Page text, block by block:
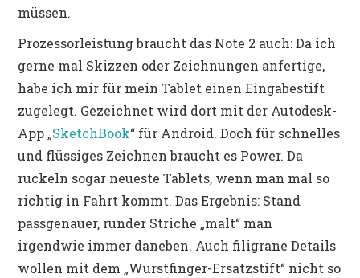
müssen.
Prozessorleistung braucht das Note 2 auch: Da ich
gerne mal Skizzen oder Zeichnungen anfertige,
habe ich mir für mein Tablet einen Eingabestift
zugelegt. Gezeichnet wird dort mit der Autodesk-
App „SketchBook“ für Android. Doch für schnelles
und flüssiges Zeichnen braucht es Power. Da
ruckeln sogar neueste Tablets, wenn man mal so
richtig in Fahrt kommt. Das Ergebnis: Stand
passgenauer, runder Striche „malt“ man
irgendwie immer daneben. Auch filigrane Details
wollen mit dem „Wurstfinger-Ersatzstift“ nicht so